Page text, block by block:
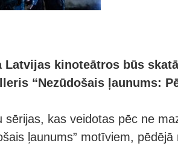
Latvijas kinoteātros būs
“Nezūdošais ļaunums:
sērijas, kas veidotas pēc ne
ļaunums” motīviem, pēdējā